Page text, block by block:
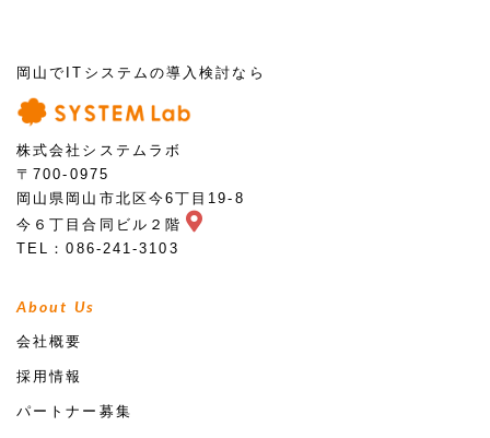
岡山でITシステムの導入検討なら
株式会社システムラボ
〒700-0975
岡山県岡山市北区今6丁目19-8
今６丁目合同ビル２階
TEL：086-241-3103
About Us
会社概要
採用情報
パートナー募集